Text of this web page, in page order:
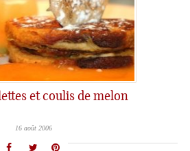
et coulis de melon
16 août 2006